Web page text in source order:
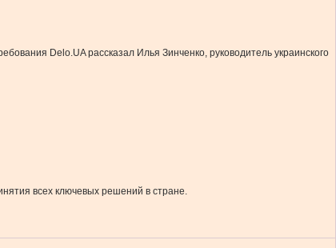
Delo.UA рассказал Илья Зинченко, руководитель украинского
всех ключевых решений в стране.